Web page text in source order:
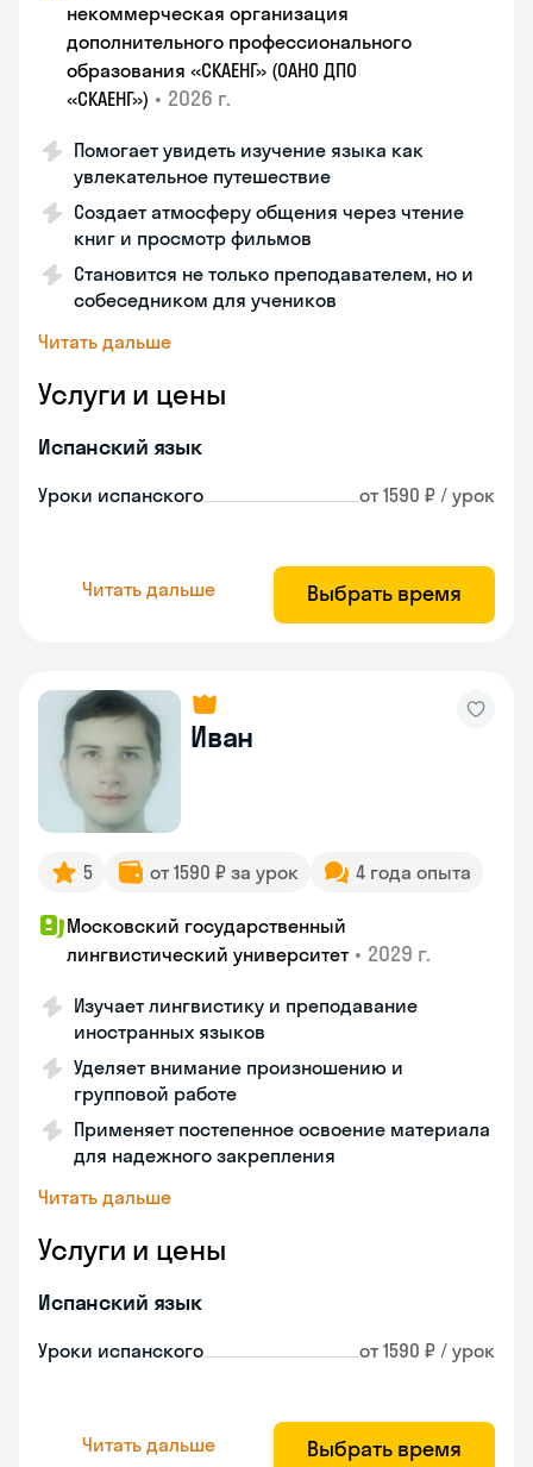
некоммерческая организация
дополнительного профессионального
образования «СКАЕНГ» (ОАНО ДПО
«СКАЕНГ») • 2026 г.
Помогает увидеть изучение языка как
увлекательное путешествие
Создает атмосферу общения через чтение
книг и просмотр фильмов
Становится не только преподавателем, но и
собеседником для учеников
Читать дальше
Услуги и цены
Испанский язык
Уроки испанского от 1590 ₽ / урок
Читать дальше Выбрать время
Иван
5 от 1590 ₽ за урок 4 года опыта
Московский государственный
лингвистический университет • 2029 г.
Изучает лингвистику и преподавание
иностранных языков
Уделяет внимание произношению и
групповой работе
Применяет постепенное освоение материала
для надежного закрепления
Читать дальше
Услуги и цены
Испанский язык
Уроки испанского от 1590 ₽ / урок
Читать дальше Выбрать время